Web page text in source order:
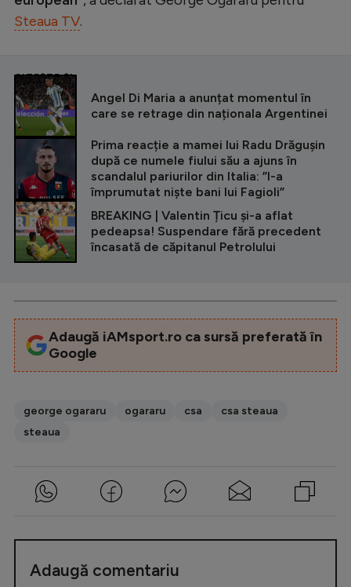
Steaua TV.
CITEȘTE ȘI
Angel Di Maria a anunțat momentul în
care se retrage din naționala Argentinei
Prima reacție a mamei lui Radu Drăgușin
după ce numele fiului său a ajuns în
scandalul pariurilor din Italia: ”I-a
împrumutat niște bani lui Fagioli”
BREAKING | Valentin Țicu și-a aflat
pedeapsa! Suspendare fără precedent
încasată de căpitanul Petrolului
Adaugă iAMsport.ro ca sursă preferată în
Google
george ogararu ogararu csa
csa steaua
steaua
Adaugă comentariu